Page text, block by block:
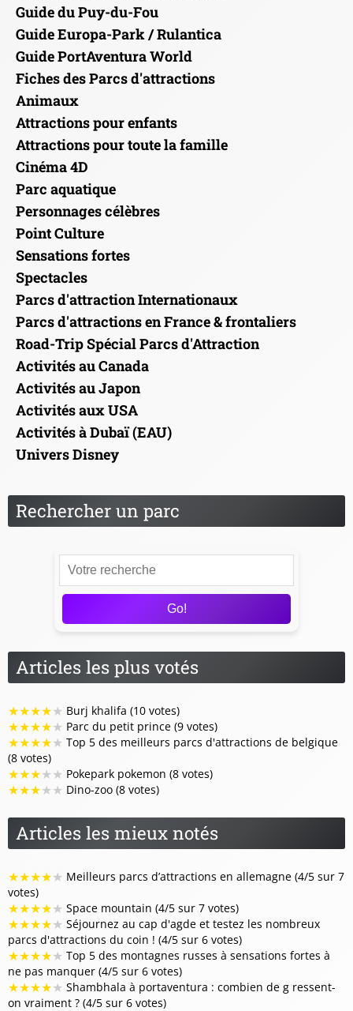
Guide du Puy-du-Fou
Guide Europa-Park / Rulantica
Guide PortAventura World
Fiches des Parcs d'attractions
Animaux
Attractions pour enfants
Attractions pour toute la famille
Cinéma 4D
Parc aquatique
Personnages célèbres
Point Culture
Sensations fortes
Spectacles
Parcs d'attraction Internationaux
Parcs d'attractions en France & frontaliers
Road-Trip Spécial Parcs d'Attraction
Activités au Canada
Activités au Japon
Activités aux USA
Activités à Dubaï (EAU)
Univers Disney
Rechercher un parc
Go!
Articles les plus votés
★★★★★ Burj khalifa (10 votes)
★★★★★ Parc du petit prince (9 votes)
★★★★★ Top 5 des meilleurs parcs d'attractions de belgique
(8 votes)
★★★★★ Pokepark pokemon (8 votes)
★★★★★ Dino-zoo (8 votes)
Articles les mieux notés
★★★★★ Meilleurs parcs d’attractions en allemagne (4/5 sur 7
votes)
★★★★★ Space mountain (4/5 sur 7 votes)
★★★★★ Séjournez au cap d'agde et testez les nombreux
parcs d'attractions du coin ! (4/5 sur 6 votes)
★★★★★ Top 5 des montagnes russes à sensations fortes à
ne pas manquer (4/5 sur 6 votes)
★★★★★ Shambhala à portaventura : combien de g ressent-
on vraiment ? (4/5 sur 6 votes)